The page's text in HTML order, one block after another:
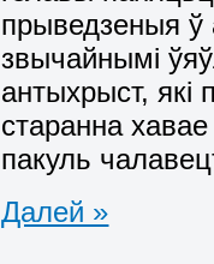
прыведзеныя ў
звычайнымі
антыхрыст, які
старанна
пакуль
Далей »